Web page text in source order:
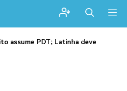
assume PDT; Latinha deve